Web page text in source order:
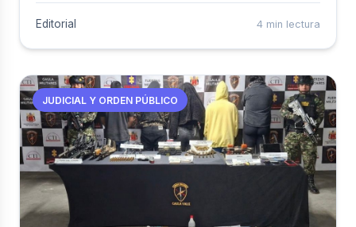
Rosario Caldas Baltán, conocida como “China”. Así lo
comandante encargado del Departamento de Policía
Valle, durante la visita del ministro de Defensa, Pero
Sánchez a Buenaventura.
Editorial 4 min lectura
JUDICIAL Y ORDEN PÚBLICO